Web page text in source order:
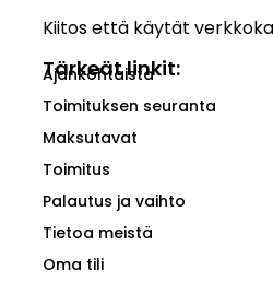
Kiitos että käytät
Tärkeät linkit:
Ajankohtaista
Toimituksen seuranta
Maksutavat
Toimitus
Palautus ja vaihto
Tietoa meistä
Oma tili